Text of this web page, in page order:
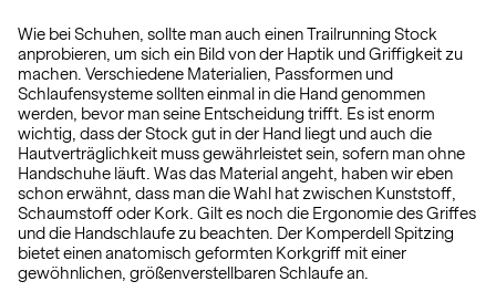
Wie bei Schuhen, sollte man auch einen Trailrunning Stock
anprobieren, um sich ein Bild von der Haptik und Griffigkeit zu
machen. Verschiedene Materialien, Passformen und
Schlaufensysteme sollten einmal in die Hand genommen
werden, bevor man seine Entscheidung trifft. Es ist enorm
wichtig, dass der Stock gut in der Hand liegt und auch die
Hautverträglichkeit muss gewährleistet sein, sofern man ohne
Handschuhe läuft. Was das Material angeht, haben wir eben
schon erwähnt, dass man die Wahl hat zwischen Kunststoff,
Schaumstoff oder Kork. Gilt es noch die Ergonomie des Griffes
und die Handschlaufe zu beachten. Der Komperdell Spitzing
bietet einen anatomisch geformten Korkgriff mit einer
gewöhnlichen, größenverstellbaren Schlaufe an.